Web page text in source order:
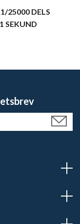
25000 DELS
SEKUND